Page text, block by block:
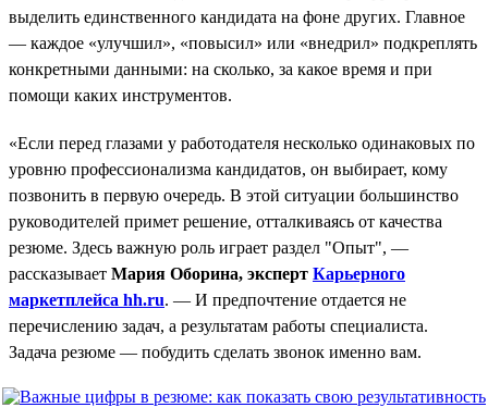
выделить единственного кандидата на фоне других. Главное
— каждое «улучшил», «повысил» или «внедрил» подкреплять
конкретными данными: на сколько, за какое время и при
помощи каких инструментов.
«Если перед глазами у работодателя несколько одинаковых по
уровню профессионализма кандидатов, он выбирает, кому
позвонить в первую очередь. В этой ситуации большинство
руководителей примет решение, отталкиваясь от качества
резюме. Здесь важную роль играет раздел "Опыт", —
рассказывает Мария Оборина, эксперт Карьерного
маркетплейса hh.ru. — И предпочтение отдается не
перечислению задач, а результатам работы специалиста.
Задача резюме — побудить сделать звонок именно вам.